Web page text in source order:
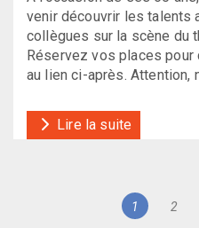
venir découvrir les talents
collègues sur la scène du
Réservez vos places
au lien ci-après.
Lire la suite
Navigation
Page
1 Page
2